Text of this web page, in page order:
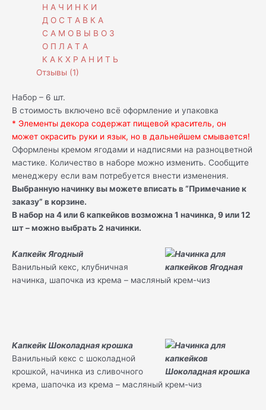
Н А Ч И Н К И
Д О С Т А В К А
С А М О В Ы В О З
О П Л А Т А
К А К Х Р А Н И Т Ь
Отзывы (1)
Набор – 6 шт.
В стоимость включено всё оформление и упаковка
* Элементы декора содержат пищевой краситель, он
может окрасить руки и язык, но в дальнейшем смывается!
Оформлены кремом ягодами и надписями на разноцветной
мастике. Количество в наборе можно изменить. Сообщите
менеджеру если вам потребуется внести изменения.
Выбранную начинку вы можете вписать в “Примечание к
заказу” в корзине.
В набор на 4 или 6 капкейков возможна 1 начинка, 9 или 12
шт – можно выбрать 2 начинки.
Капкейк Ягодный
Ванильный кекс, клубничная
начинка, шапочка из крема – масляный крем-чиз
Капкейк Шоколадная крошка
Ванильный кекс с шоколадной
крошкой, начинка из сливочного
крема, шапочка из крема – масляный крем-чиз